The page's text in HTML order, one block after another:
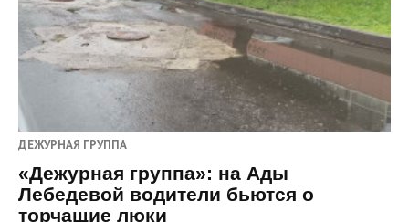
ДЕЖУРНАЯ ГРУППА
«Дежурная группа»: на Ады
Лебедевой водители бьются о
торчащие люки